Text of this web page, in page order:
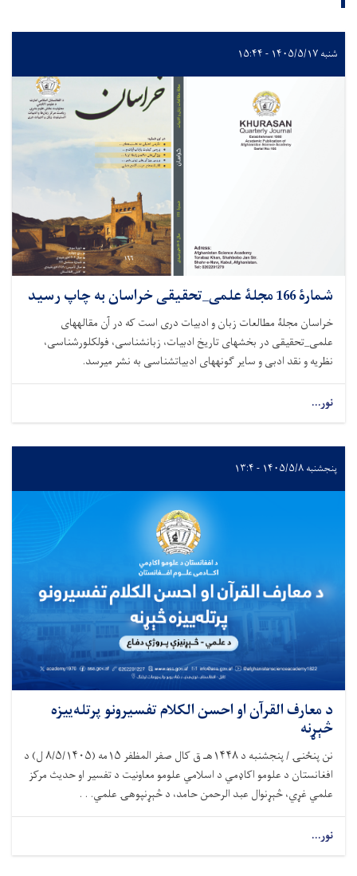
شنبه ۱۴۰۵/۵/۱۷ - ۱۵:۴۴
شمارۀ 166 مجلۀ علمی_تحقیقی خراسان به چاپ رسید
خراسان مجلۀ مطالعات زبان و ادبیات دری است که در آن مقاله­های
علمی_تحقیقی در بخش­های تاریخ ادبیات، زبان­شناسی، فولکلورشناسی،
نظریه و نقد ادبی و سایر گونه­های ادبیات­شناسی به نشر می­رسد.
نور...
پنجشنبه ۱۴۰۵/۵/۸ - ۱۳:۴
د معارف القرآن او احسن الکلام تفسیرونو پرتله‌ییزه
څېړنه
نن پنځنۍ / پنجشنبه د ۱۴۴۸هـ ق کال صفر المظفر ۱۵مه (۸/۵/۱۴۰۵ ل) د
افغانستان د علومو اکاډمي د اسلامي علومو معاونیت د تفسیر او حدیث مرکز
علمي غړي، څېړنوال عبد الرحمن حامد، د څېړنپوهۍ علمي. . .
نور...